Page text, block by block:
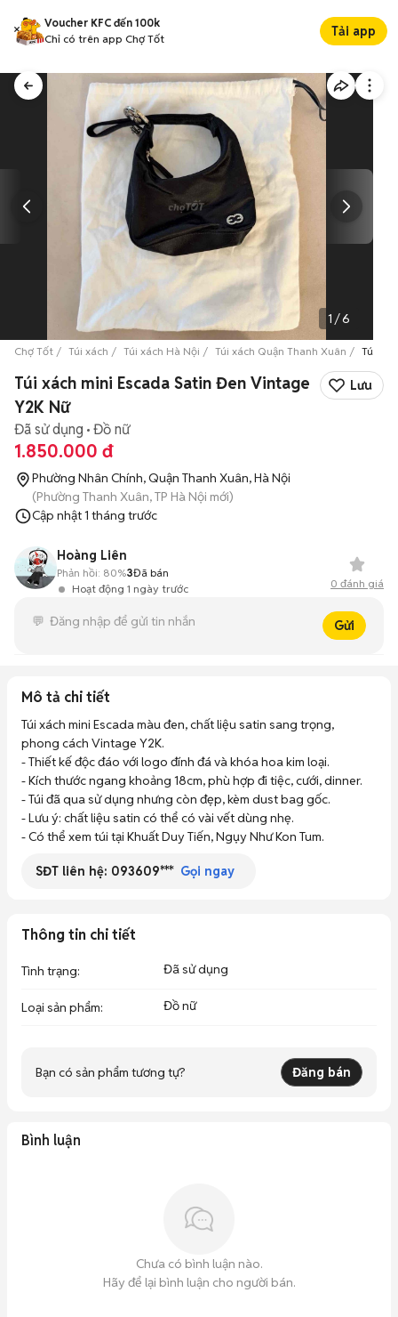
Voucher KFC đến 100k
Chỉ có trên app Chợ Tốt
Tải app
1 /6
Chợ Tốt Túi xách Túi xách Hà Nội Túi xách Quận Thanh Xuân Túi
Túi xách mini Escada Satin Đen Vintage
Y2K Nữ
Lưu
Đã sử dụng Đồ nữ
1.850.000 đ
Phường Nhân Chính, Quận Thanh Xuân, Hà Nội
(Phường Thanh Xuân, TP Hà Nội mới)
Cập nhật1 tháng trước
Hoàng Liên
Hoạt động 1 ngày trước
Phản hồi: 80%3Đã bán
0 đánh giá
Gửi
Mô tả chi tiết
Túi xách mini Escada màu đen, chất liệu satin sang trọng,
phong cách Vintage Y2K.
- Thiết kế độc đáo với logo đính đá và khóa hoa kim loại.
- Kích thước ngang khoảng 18cm, phù hợp đi tiệc, cưới, dinner.
- Túi đã qua sử dụng nhưng còn đẹp, kèm dust bag gốc.
- Lưu ý: chất liệu satin có thể có vài vết dùng nhẹ.
- Có thể xem túi tại Khuất Duy Tiến, Ngụy Như Kon Tum.
SĐT liên hệ: 093609*** Gọi ngay
Thông tin chi tiết
Tình trạng: Đã sử dụng
Loại sản phẩm: Đồ nữ
Bạn có sản phẩm tương tự? Đăng bán
Bình luận
Chưa có bình luận nào.
Hãy để lại bình luận cho người bán.